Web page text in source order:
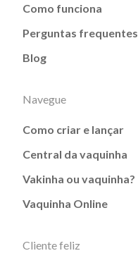
Como funciona
Perguntas frequentes
Blog
Navegue
Como criar e lançar
Central da vaquinha
Vakinha ou vaquinha?
Vaquinha Online
Cliente feliz